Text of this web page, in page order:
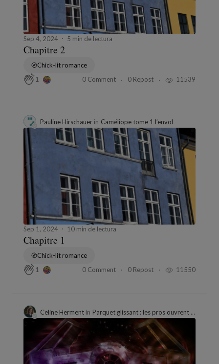
Sep 4, 2024 5 min de lectura
Chapitre 2
Chick-lit romance
1
0 Comment 0 Repost 11539
Pauline Hirschauer in Caméliope tome 1 l’envol
Sep 1, 2024 10 min de lectura
Chapitre 1
Chick-lit romance
1
0 Comment 0 Repost 11550
Celine Herment in Parquet glissant : les pros ouvrent leur cœur